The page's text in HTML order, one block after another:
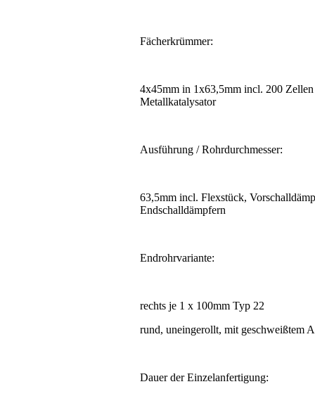
Fächerkrümmer:
4x45mm in 1x63,5mm incl. 200
Metallkatalysator
Ausführung / Rohrdurchmesser:
63,5mm incl. Flexstück,
Endschalldämpfern
Endrohrvariante:
rechts je 1 x 100mm Typ 22
rund, uneingerollt, mit geschweißtem
Dauer der Einzelanfertigung: